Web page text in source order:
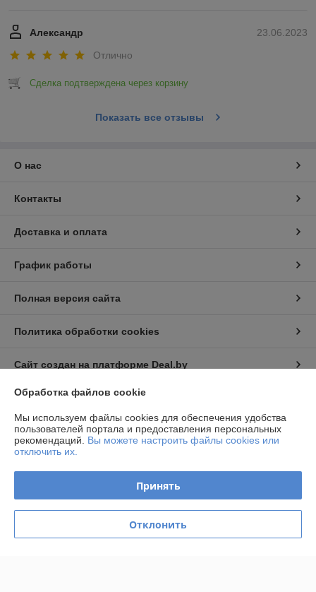
23.06.2023
Александр
Отлично
Сделка подтверждена через корзину
Показать все отзывы
О нас
Контакты
Доставка и оплата
График работы
Полная версия сайта
Политика обработки cookies
Сайт создан на платформе Deal.by
Информация для покупателя
Общество с ограниченной ответственностью
223053, Минская область, Минский район, с/с Боровлянский, д.
Боровая, АБК, д. 3, оф. 10 (2 эт)
Обработка файлов cookie
Мы используем файлы cookies для обеспечения удобства
пользователей портала и предоставления персональных
рекомендаций. Вы можете настроить файлы cookies или
отключить их.
Принять
Отклонить